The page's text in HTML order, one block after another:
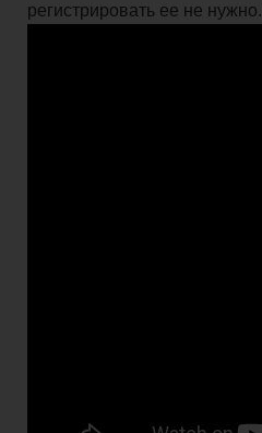
регистрировать ее не нужно.